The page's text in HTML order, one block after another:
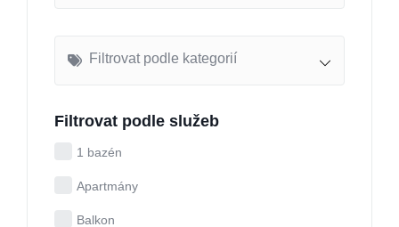
Filtrovat podle kategorií
Filtrovat podle služeb
1 bazén
Apartmány
Balkon